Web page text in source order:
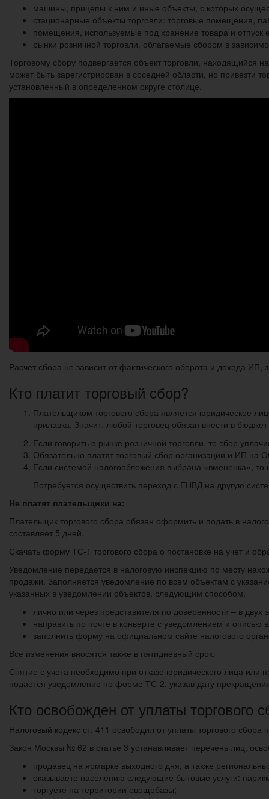
машины, прицепы к ним и иные объекты, с которых
стационарные объекты торговли: торговые помещения,
помещения, используемые под хранение товара и отпуск
рынки розничной торговли, облагаемые сбором в
Торговому сбору подвергается объект торговли, находящийся
может быть зарегистрирован в соседней области, но привезти
установленный в определенном округе столице.
Расчет сбора не зависит от фактического оборота и дохода
Кто платит торговый сбор?
Плательщиком торгового сбора является юридическое
прилавка. Значит, любой торговец обязан внести в
Если говорить о рынке розничной торговли, то сбор
Обязательно платят торговый сбор организации и ИП
Если системой налогообложения выбрана «вмененка»,
Потребуется осуществить переход с ЕНВД на другую
Не платят плательщики на:
Плательщик торгового сбора обязан оформить и подать в
составляет 5 дней.
Скачать форму ТС-1 торгового сбора о постановке на учет и
Уведомление передается в налоговую инспекцию по месту
продажи. Заполняется уведомление по всем объектам с
указанных в уведомлении объектов, следующим способом:
лично или через представителя по доверенности – в двух
направить по почте в конверте с уведомлением и описью
заполнить форму на официальном сайте налогового
Все изменения вносятся также в пятидневный срок.
Снятие с учета необходимо при отказе юридического лица
подается уведомление по форме ТС-2, указав дату
Кто освобожден от уплаты торгового
Налоговый кодекс ст. 411 освободил от уплаты торгового
Закон Москвы № 62 в статье 3 устанавливает перечень лиц,
продавец на ярмарке выходного дня, а также
оказываете населению следующие бытовые услуги:
торгуете на территории овощебазы;